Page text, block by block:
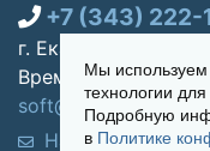
+7 (343) 222-
г. Екатеринбург,
Время работы: Пн-
soft@asp-
Написать нам
Мы
технологии
Подробную
в Политике